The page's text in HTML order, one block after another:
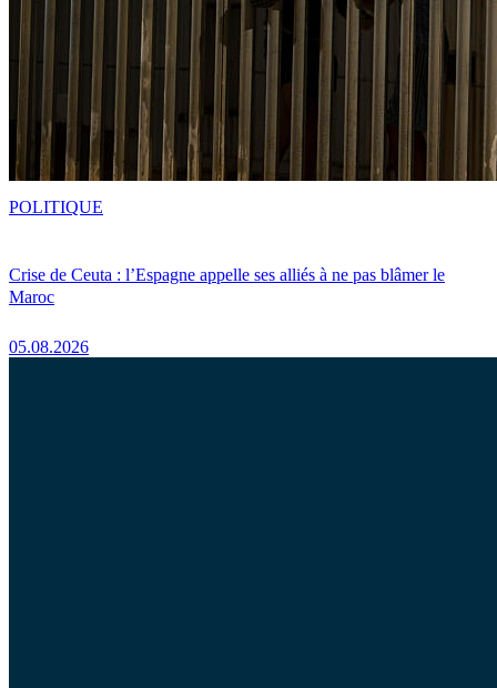
Crise de Ceuta : l’Espagne appelle ses alliés à ne pas blâmer le
Maroc
05.08.2026
POLITIQUE